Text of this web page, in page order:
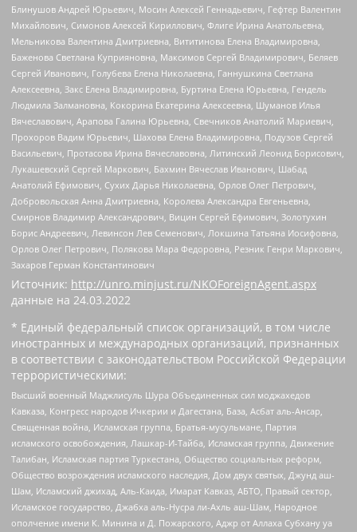
Блинушов Андрей Юрьевич, Мосин Алексей Геннадьевич, Гефтер Валентин
Михайлович, Симонов Алексей Кириллович, Флиге Ирина Анатольевна,
Мельникова Валентина Дмитриевна, Вититинова Елена Владимировна,
Баженова Светлана Куприяновна, Максимов Сергей Владимирович, Беляев
Сергей Иванович, Голубева Елена Николаевна, Ганнушкина Светлана
Алексеевна, Закс Елена Владимировна, Буртина Елена Юрьевна, Гендель
Людмила Залмановна, Кокорина Екатерина Алексеевна, Шуманов Илья
Вячеславович, Арапова Галина Юрьевна, Свечников Анатолий Мариевич,
Прохоров Вадим Юрьевич, Шахова Елена Владимировна, Подузов Сергей
Васильевич, Протасова Ирина Вячеславовна, Литинский Леонид Борисович,
Лукашевский Сергей Маркович, Бахмин Вячеслав Иванович, Шабад
Анатолий Ефимович, Сухих Дарья Николаевна, Орлов Олег Петрович,
Добровольская Анна Дмитриевна, Королева Александра Евгеньевна,
Смирнов Владимир Александрович, Вицин Сергей Ефимович, Золотухин
Борис Андреевич, Левинсон Лев Семенович, Локшина Татьяна Иосифовна,
Орлов Олег Петрович, Полякова Мара Федоровна, Резник Генри Маркович,
Захаров Герман Константинович
Источник: http://unro.minjust.ru/NKOForeignAgent.aspx
данные на 24.03.2022
* Единый федеральный список организаций, в том числе
иностранных и международных организаций, признанных
в соответствии с законодательством Российской Федерации
террористическими:
Высший военный Маджлисуль Шура Объединенных сил моджахедов
Кавказа, Конгресс народов Ичкерии и Дагестана, База, Асбат аль-Ансар,
Священная война, Исламская группа, Братья-мусульмане, Партия
исламского освобождения, Лашкар-И-Тайба, Исламская группа, Движение
Талибан, Исламская партия Туркестана, Общество социальных реформ,
Общество возрождения исламского наследия, Дом двух святых, Джунд аш-
Шам, Исламский джихад, Аль-Каида, Имарат Кавказ, АБТО, Правый сектор,
Исламское государство, Джабха аль-Нусра ли-Ахль аш-Шам, Народное
ополчение имени К. Минина и Д. Пожарского, Аджр от Аллаха Субхану уа